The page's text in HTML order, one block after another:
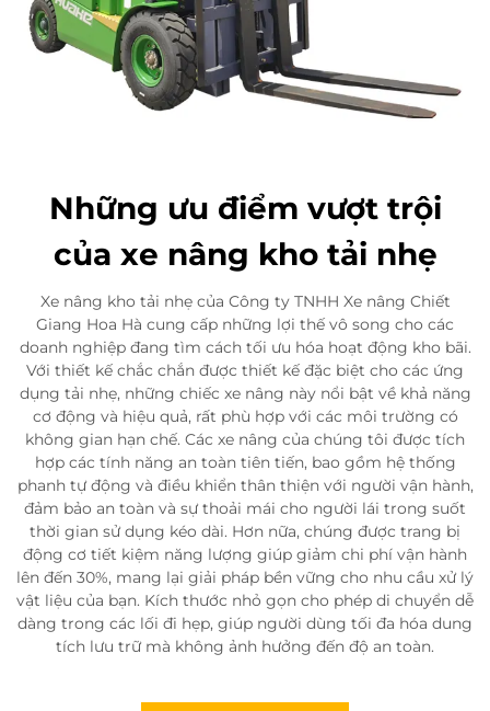
Những ưu điểm vượt trội
của xe nâng kho tải nhẹ
Xe nâng kho tải nhẹ của Công ty TNHH Xe nâng Chiết
Giang Hoa Hà cung cấp những lợi thế vô song cho các
doanh nghiệp đang tìm cách tối ưu hóa hoạt động kho bãi.
Với thiết kế chắc chắn được thiết kế đặc biệt cho các ứng
dụng tải nhẹ, những chiếc xe nâng này nổi bật về khả năng
cơ động và hiệu quả, rất phù hợp với các môi trường có
không gian hạn chế. Các xe nâng của chúng tôi được tích
hợp các tính năng an toàn tiên tiến, bao gồm hệ thống
phanh tự động và điều khiển thân thiện với người vận hành,
đảm bảo an toàn và sự thoải mái cho người lái trong suốt
thời gian sử dụng kéo dài. Hơn nữa, chúng được trang bị
động cơ tiết kiệm năng lượng giúp giảm chi phí vận hành
lên đến 30%, mang lại giải pháp bền vững cho nhu cầu xử lý
vật liệu của bạn. Kích thước nhỏ gọn cho phép di chuyển dễ
dàng trong các lối đi hẹp, giúp người dùng tối đa hóa dung
tích lưu trữ mà không ảnh hưởng đến độ an toàn.